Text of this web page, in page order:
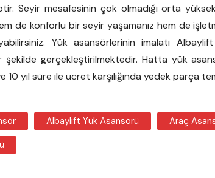
Seyir mesafesinin çok olmadığı orta
de konforlu bir seyir yaşamanız hem de
Yük asansörlerinin imalatı
gerçekleştirilmektedir. Hatta yük
10 yıl süre ile ücret karşılığında yedek parça
Albaylift Yük Asansörü Araç